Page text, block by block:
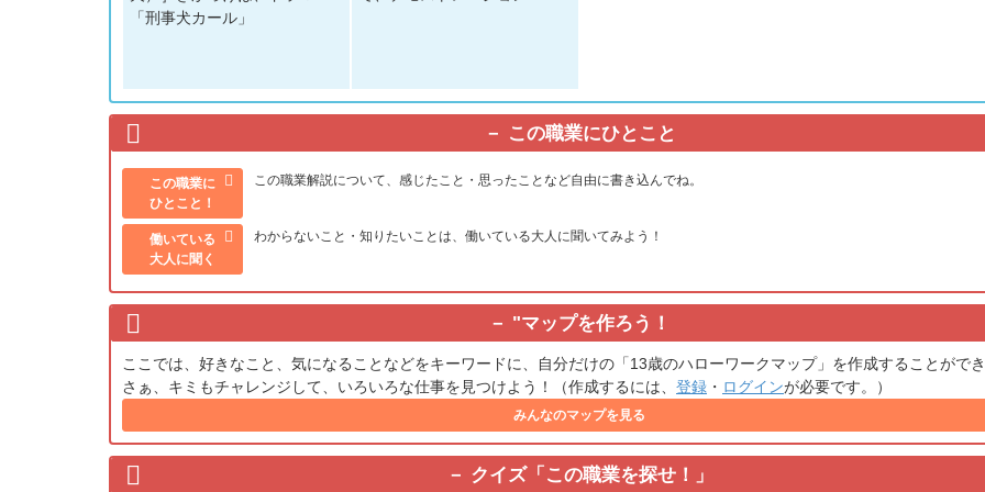
「刑事犬カール」
この職業にひとこと
この職業に
ひとこと！
この職業解説について、感じたこと・思ったことなど自由に書き込んでね。
働いている
大人に聞く
わからないこと・知りたいことは、働いている大人に聞いてみよう！
"マップを作ろう！
ここでは、好きなこと、気になることなどをキーワードに、自分だけの「13歳のハローワークマップ」を作成することがで
さぁ、キミもチャレンジして、いろいろな仕事を見つけよう！（作成するには、 登録 ・ ログインが必要です。）
みんなのマップを見る
クイズ「この職業を探せ！」